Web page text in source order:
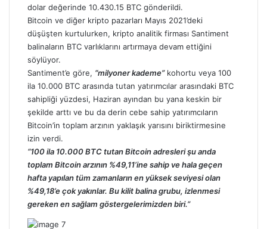
dolar değerinde 10.430.15 BTC gönderildi.
Bitcoin ve diğer kripto pazarları Mayıs 2021’deki
düşüşten kurtulurken, kripto analitik firması Santiment
balinaların BTC varlıklarını artırmaya devam ettiğini
söylüyor.
Santiment’e göre, “milyoner kademe”kohortu veya 100
ila 10.000 BTC arasında tutan yatırımcılar arasındaki BTC
sahipliği yüzdesi, Haziran ayından bu yana keskin bir
şekilde arttı ve bu da derin cebe sahip yatırımcıların
Bitcoin’in toplam arzının yaklaşık yarısını biriktirmesine
izin verdi.
“100 ila 10.000 BTC tutan Bitcoin adresleri şu anda
toplam Bitcoin arzının %49,11’ine sahip ve hala geçen
hafta yapılan tüm zamanların en yüksek seviyesi olan
%49,18’e çok yakınlar. Bu kilit balina grubu, izlenmesi
gereken en sağlam göstergelerimizden biri.”